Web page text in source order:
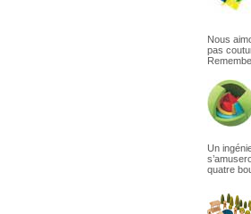
Nous
pas
Un
quatre